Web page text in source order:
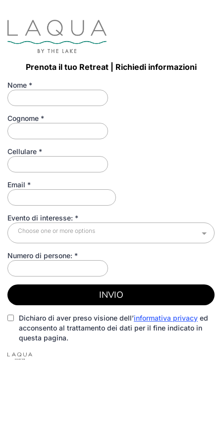
Prenota il tuo Retreat | Richiedi informazioni
Nome *
Cognome *
Cellulare *
Email *
Evento di interesse: *
Choose one or more options
Numero di persone: *
INVIO
Dichiaro di aver preso visione dell’informativa privacy ed
acconsento al trattamento dei dati per il fine indicato in
questa pagina.